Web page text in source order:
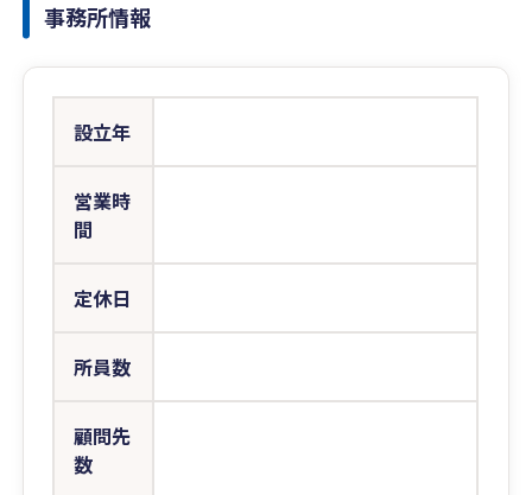
事務所情報
設立年
営業時
間
定休日
所員数
顧問先
数